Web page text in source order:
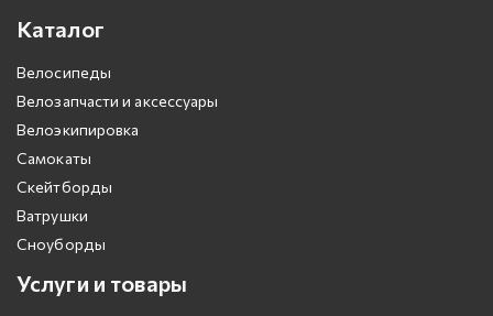
Каталог
Велосипеды
Велозапчасти и аксессуары
Велоэкипировка
Самокаты
Скейтборды
Ватрушки
Сноуборды
Услуги и товары